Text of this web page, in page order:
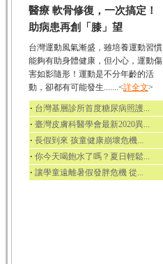
醫療 軟骨修復，一次搞定！
助病患再創「膝」望
台灣運動風氣漸盛，雖培養運動習慣
能夠有助身體健康，但小心，運動傷
害如影隨形！運動是不分年齡的活
動，卻都有可能發生.......<詳全文>
‧ 台灣基層診所首度糖尿病照護...
‧ 臺灣皮膚科醫學會最新2020異...
‧ 長假到來 孩童健康崩壞危機...
‧ 你今天喝飽水了嗎？夏日輕鬆...
‧ 讓學童遠離暑假發胖危機 從...